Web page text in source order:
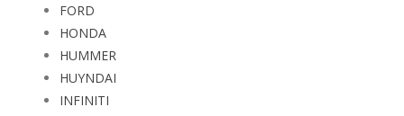
FORD
HONDA
HUMMER
HUYNDAI
INFINITI